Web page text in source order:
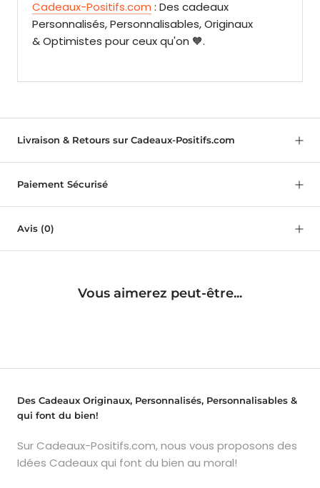
Cadeaux-Positifs.com : Des cadeaux
Personnalisés, Personnalisables, Originaux
& Optimistes pour ceux qu'on 🧡.
Livraison & Retours sur Cadeaux-Positifs.com
Paiement Sécurisé
Avis (0)
Vous aimerez peut-être...
Des Cadeaux Originaux, Personnalisés, Personnalisables &
qui font du bien!
Sur Cadeaux-Positifs.com, nous vous proposons des
Idées Cadeaux qui font du bien au moral!